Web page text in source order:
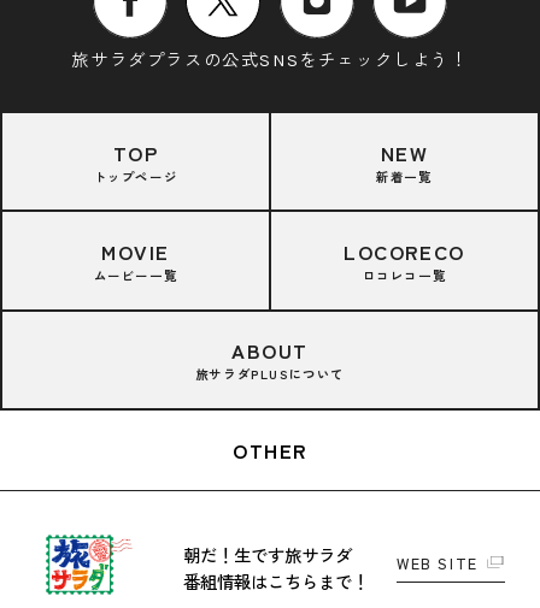
旅サラダプラスの公式SNSをチェックしよう！
TOP
トップページ
NEW
新着一覧
MOVIE
ムービー一覧
LOCORECO
ロコレコ一覧
ABOUT
旅サラダPLUSについて
OTHER
朝だ！生です旅サラダ
番組情報はこちらまで！
WEB SITE